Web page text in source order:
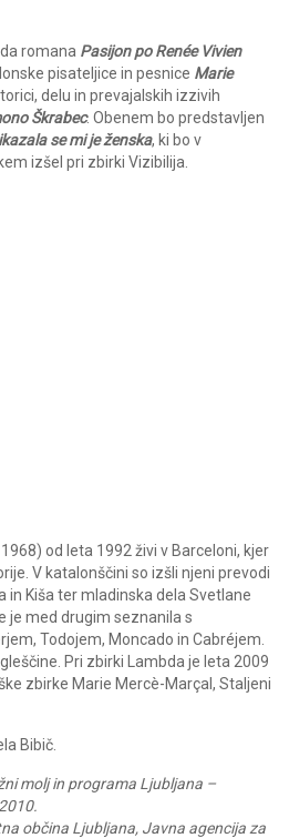
romana Pasijon po Renée Vivien
pisateljice in pesnice Marie
delu in prevajalskih izzivih
Škrabec. Obenem bo predstavljen
se mi je ženska, ki bo v
izšel pri zbirki Vizibilija.
od leta 1992 živi v Barceloni, kjer
V katalonščini so izšli njeni prevodi
in Kiša ter mladinska dela Svetlane
je med drugim seznanila s
Todojem, Moncado in Cabréjem.
Pri zbirki Lambda je leta 2009
zbirke Marie Mercè-Marçal, Staljeni
Bibič.
molj in programa Ljubljana –
občina Ljubljana, Javna agencija za